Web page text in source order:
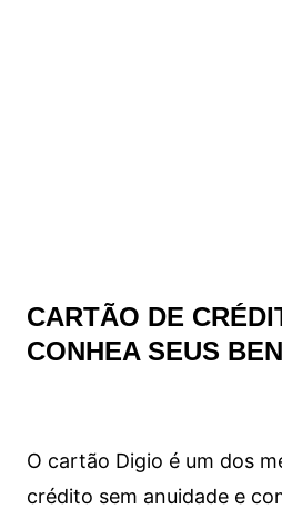
CARTÃO DE
CONHEA SEUS
O cartão Digio é um dos
crédito sem anuidade e